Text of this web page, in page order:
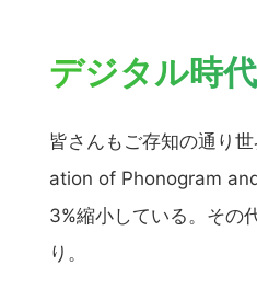
デジタル時
皆さんもご存知の通り
ation of Phonogram
3%縮小している。その
り。